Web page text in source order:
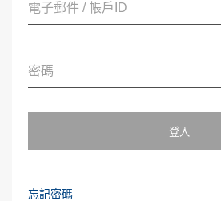
電子郵件 / 帳戶ID
密碼
登入
忘記密碼